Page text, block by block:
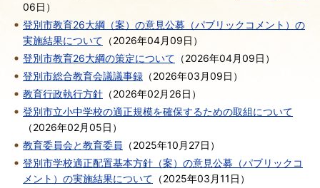
06日 ）
登別市教育26大綱（案）の意見公募（パブリックコメント）の
実施結果について （2026年04月09日 ）
登別市教育26大綱の策定について （2026年04月09日 ）
登別市総合教育会議議事録 （2026年03月09日 ）
教育行政執行方針 （2026年02月26日 ）
登別市立小中学校の適正規模を確保するための取組について
（2026年02月05日 ）
教育委員会と教育委員
（2025年10月27日 ）
登別市学校適正配置基本方針（案）の意見公募（パブリックコ
メント）の実施結果について （2025年03月11日 ）